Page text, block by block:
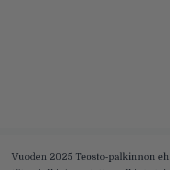
Vuoden 2025 Teosto-palkinnon